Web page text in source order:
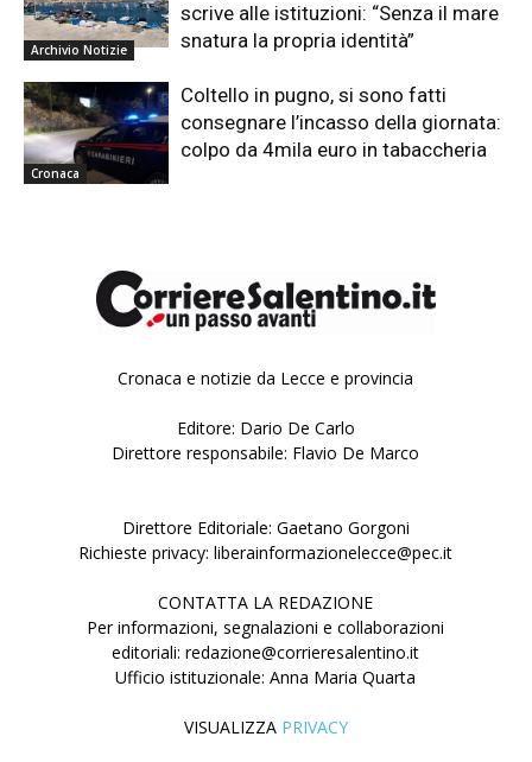
Archivio Notizie
scrive alle istituzioni: “Senza il mare
snatura la propria identità”
Cronaca
Coltello in pugno, si sono fatti
consegnare l’incasso della giornata:
colpo da 4mila euro in tabaccheria
Cronaca e notizie da Lecce e provincia
Editore: Dario De Carlo
Direttore responsabile: Flavio De Marco
Direttore Editoriale: Gaetano Gorgoni
Richieste privacy: liberainformazionelecce@pec.it
CONTATTA LA REDAZIONE
Per informazioni, segnalazioni e collaborazioni
editoriali: redazione@corrieresalentino.it
Ufficio istituzionale: Anna Maria Quarta
VISUALIZZA PRIVACY